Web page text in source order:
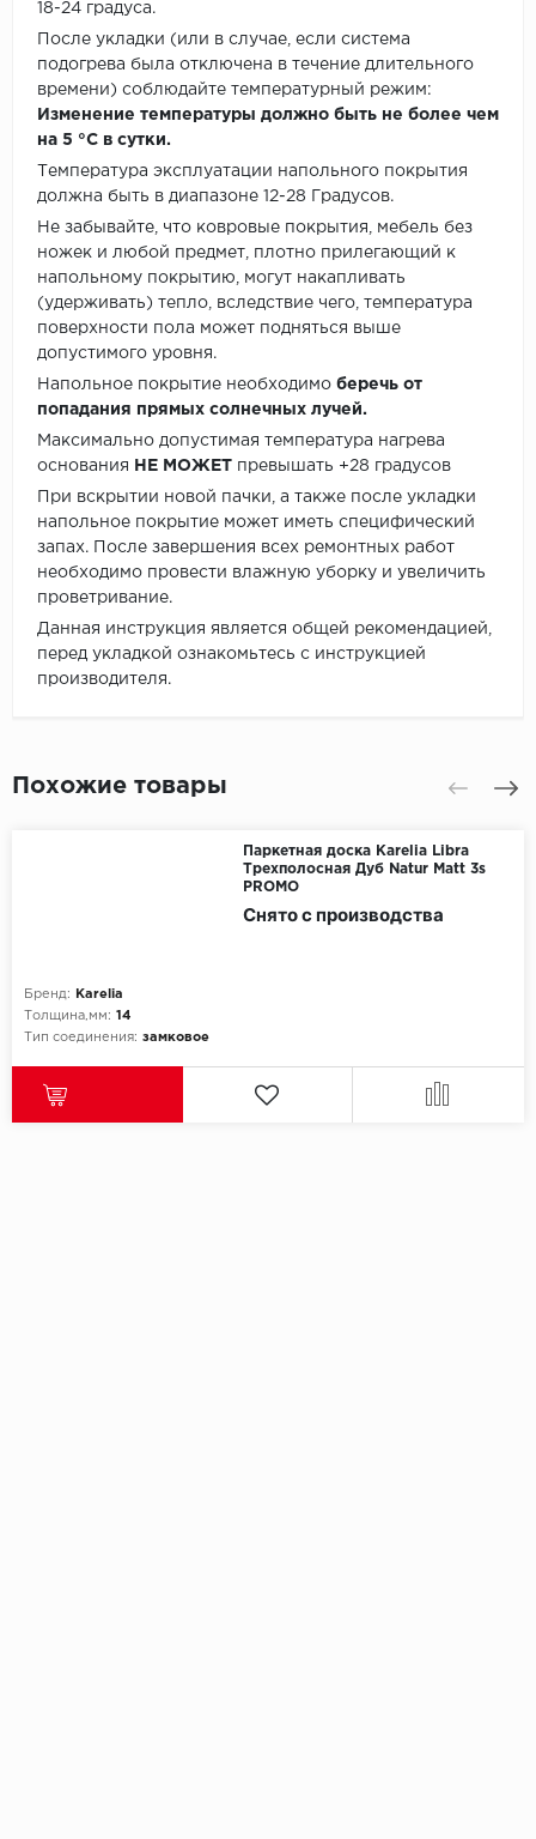
18-24 градуса.
После укладки (или в случае, если система
подогрева была отключена в течение длительного
времени) соблюдайте температурный режим:
Изменение температуры должно быть не более чем
на 5 °C в сутки.
Температура эксплуатации напольного покрытия
должна быть в диапазоне 12-28 Градусов.
Не забывайте, что ковровые покрытия, мебель без
ножек и любой предмет, плотно прилегающий к
напольному покрытию, могут накапливать
(удерживать) тепло, вследствие чего, температура
поверхности пола может подняться выше
допустимого уровня.
Напольное покрытие необходимо беречь от
попадания прямых солнечных лучей.
Максимально допустимая температура нагрева
основания
НЕ МОЖЕТ превышать +28 градусов
При вскрытии новой пачки, а также после укладки
напольное покрытие может иметь специфический
запах. После завершения всех ремонтных работ
необходимо провести влажную уборку и увеличить
проветривание.
Данная инструкция является общей рекомендацией,
перед укладкой ознакомьтесь с инструкцией
производителя.
Похожие товары
Паркетная доска Karelia Libra
Трехполосная Дуб Natur Matt 3s
PROMO
Бренд:
Karelia
Толщина,мм: 14
Тип соединения: замковое
Снято с производства